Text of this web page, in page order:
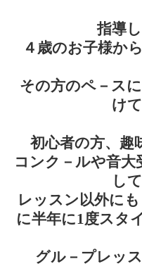
指導
４歳のお子様か
その方のペ－ス
け
初心者の方、趣
コンク－ルや音大
し
レッスン以外に
に半年に1度スタ
グル－プレッ